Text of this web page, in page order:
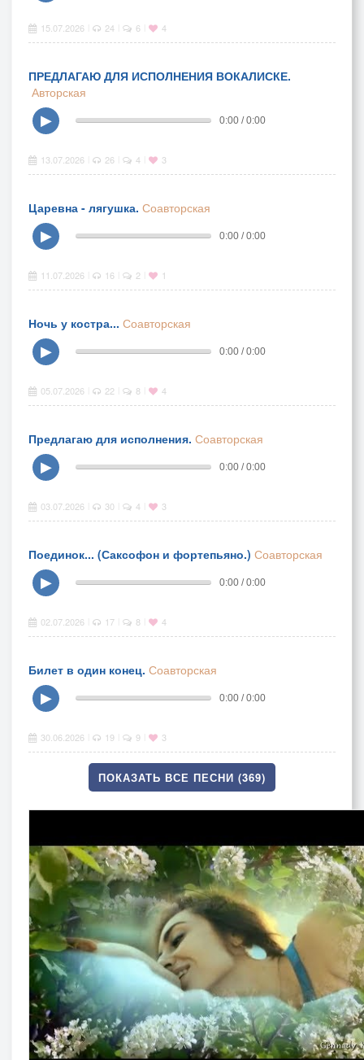
15.07.2026 24 6 4
ПРЕДЛАГАЮ ДЛЯ ИСПОЛНЕНИЯ ВОКАЛИСКЕ.
Авторская
▶
0:00 / 0:00
13.07.2026 26 4 3
Царевна - лягушка. Соавторская
▶
0:00 / 0:00
11.07.2026 16 2 1
Ночь у костра... Соавторская
▶
0:00 / 0:00
05.07.2026 22 8 4
Предлагаю для исполнения. Соавторская
▶
0:00 / 0:00
03.07.2026 30 4 3
Поединок... (Саксофон и фортепьяно.) Соавторская
▶
0:00 / 0:00
02.07.2026 17 8 4
Билет в один конец. Соавторская
▶
0:00 / 0:00
30.06.2026 19 9 3
ПОКАЗАТЬ ВСЕ ПЕСНИ (369)